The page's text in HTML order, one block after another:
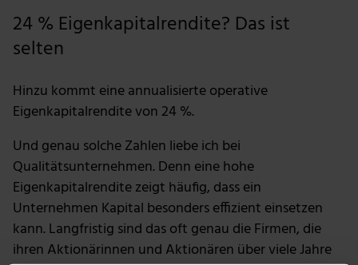
24 % Eigenkapitalrendite? Das ist
selten
Hinzu kommt eine annualisierte operative
Eigenkapitalrendite von 24 %.
Und genau solche Zahlen liebe ich bei
Qualitätsunternehmen. Denn eine hohe
Eigenkapitalrendite zeigt häufig, dass ein
Unternehmen Kapital besonders effizient einsetzen
kann. Langfristig sind das oft genau die Firmen, die
ihren Aktionärinnen und Aktionären über viele Jahre